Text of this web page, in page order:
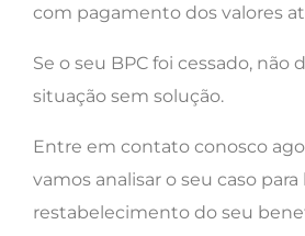
com pagamento dos valores
Se o seu BPC foi cessado, não
situação sem solução.
Entre em contato conosco
vamos analisar o seu caso para
restabelecimento do seu